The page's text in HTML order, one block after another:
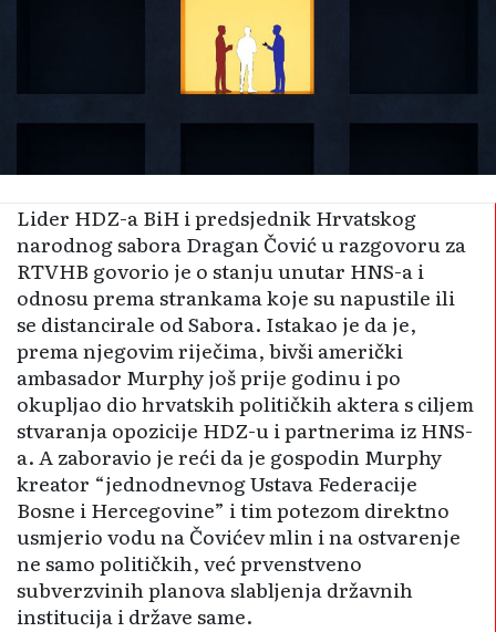
Lider HDZ-a BiH i predsjednik Hrvatskog
narodnog sabora Dragan Čović u razgovoru za
RTVHB govorio je o stanju unutar HNS-a i
odnosu prema strankama koje su napustile ili
se distancirale od Sabora. Istakao je da je,
prema njegovim riječima, bivši američki
ambasador Murphy još prije godinu i po
okupljao dio hrvatskih političkih aktera s ciljem
stvaranja opozicije HDZ-u i partnerima iz HNS-
a. A zaboravio je reći da je gospodin Murphy
kreator “jednodnevnog Ustava Federacije
Bosne i Hercegovine” i tim potezom direktno
usmjerio vodu na Čovićev mlin i na ostvarenje
ne samo političkih, već prvenstveno
subverzvinih planova slabljenja državnih
institucija i države same.